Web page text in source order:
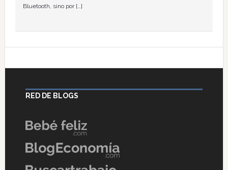
Bluetooth, sino por […]
RED DE BLOGS